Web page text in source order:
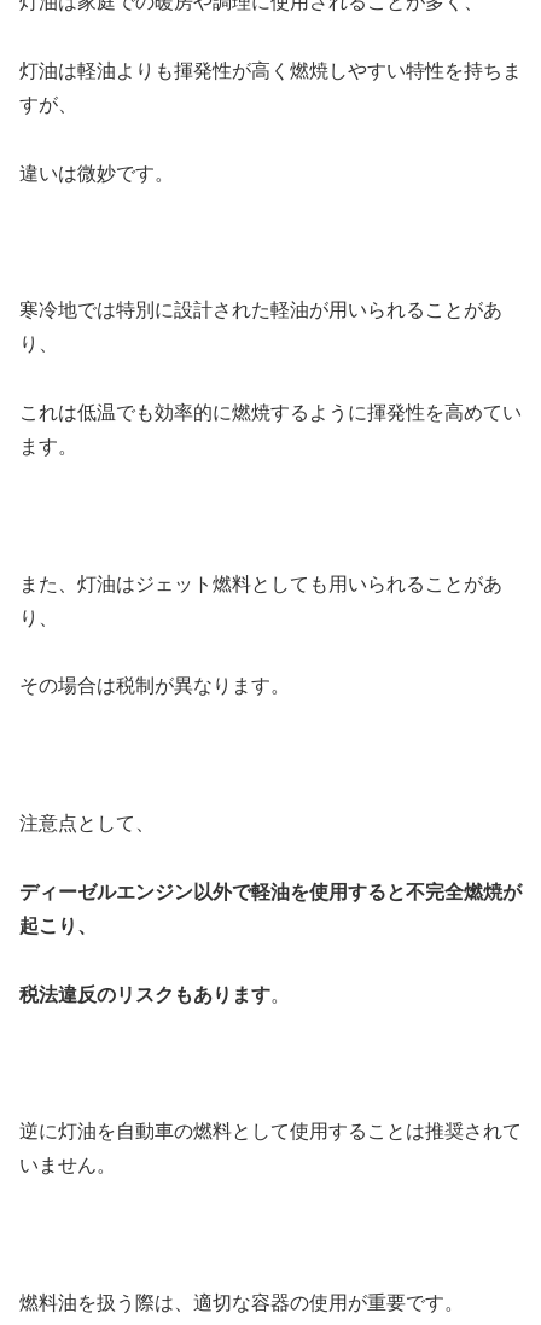
灯油は軽油よりも揮発性が高く燃焼しやすい特性を持ちま
すが、
違いは微妙です。
寒冷地では特別に設計された軽油が用いられることがあ
り、
これは低温でも効率的に燃焼するように揮発性を高めてい
ます。
また、灯油はジェット燃料としても用いられることがあ
り、
その場合は税制が異なります。
注意点として、
ディーゼルエンジン以外で軽油を使用すると不完全燃焼が
起こり、
税法違反のリスクもあります。
逆に灯油を自動車の燃料として使用することは推奨されて
いません。
燃料油を扱う際は、適切な容器の使用が重要です。